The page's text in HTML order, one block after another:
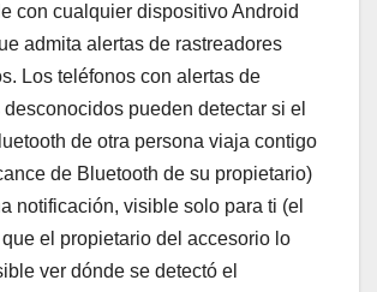
con cualquier dispositivo Android
admita alertas de rastreadores
Los teléfonos con alertas de
pueden detectar si el
de otra persona viaja contigo
de Bluetooth de su propietario)
notificación, visible solo para ti (el
el propietario del accesorio lo
ver dónde se detectó el